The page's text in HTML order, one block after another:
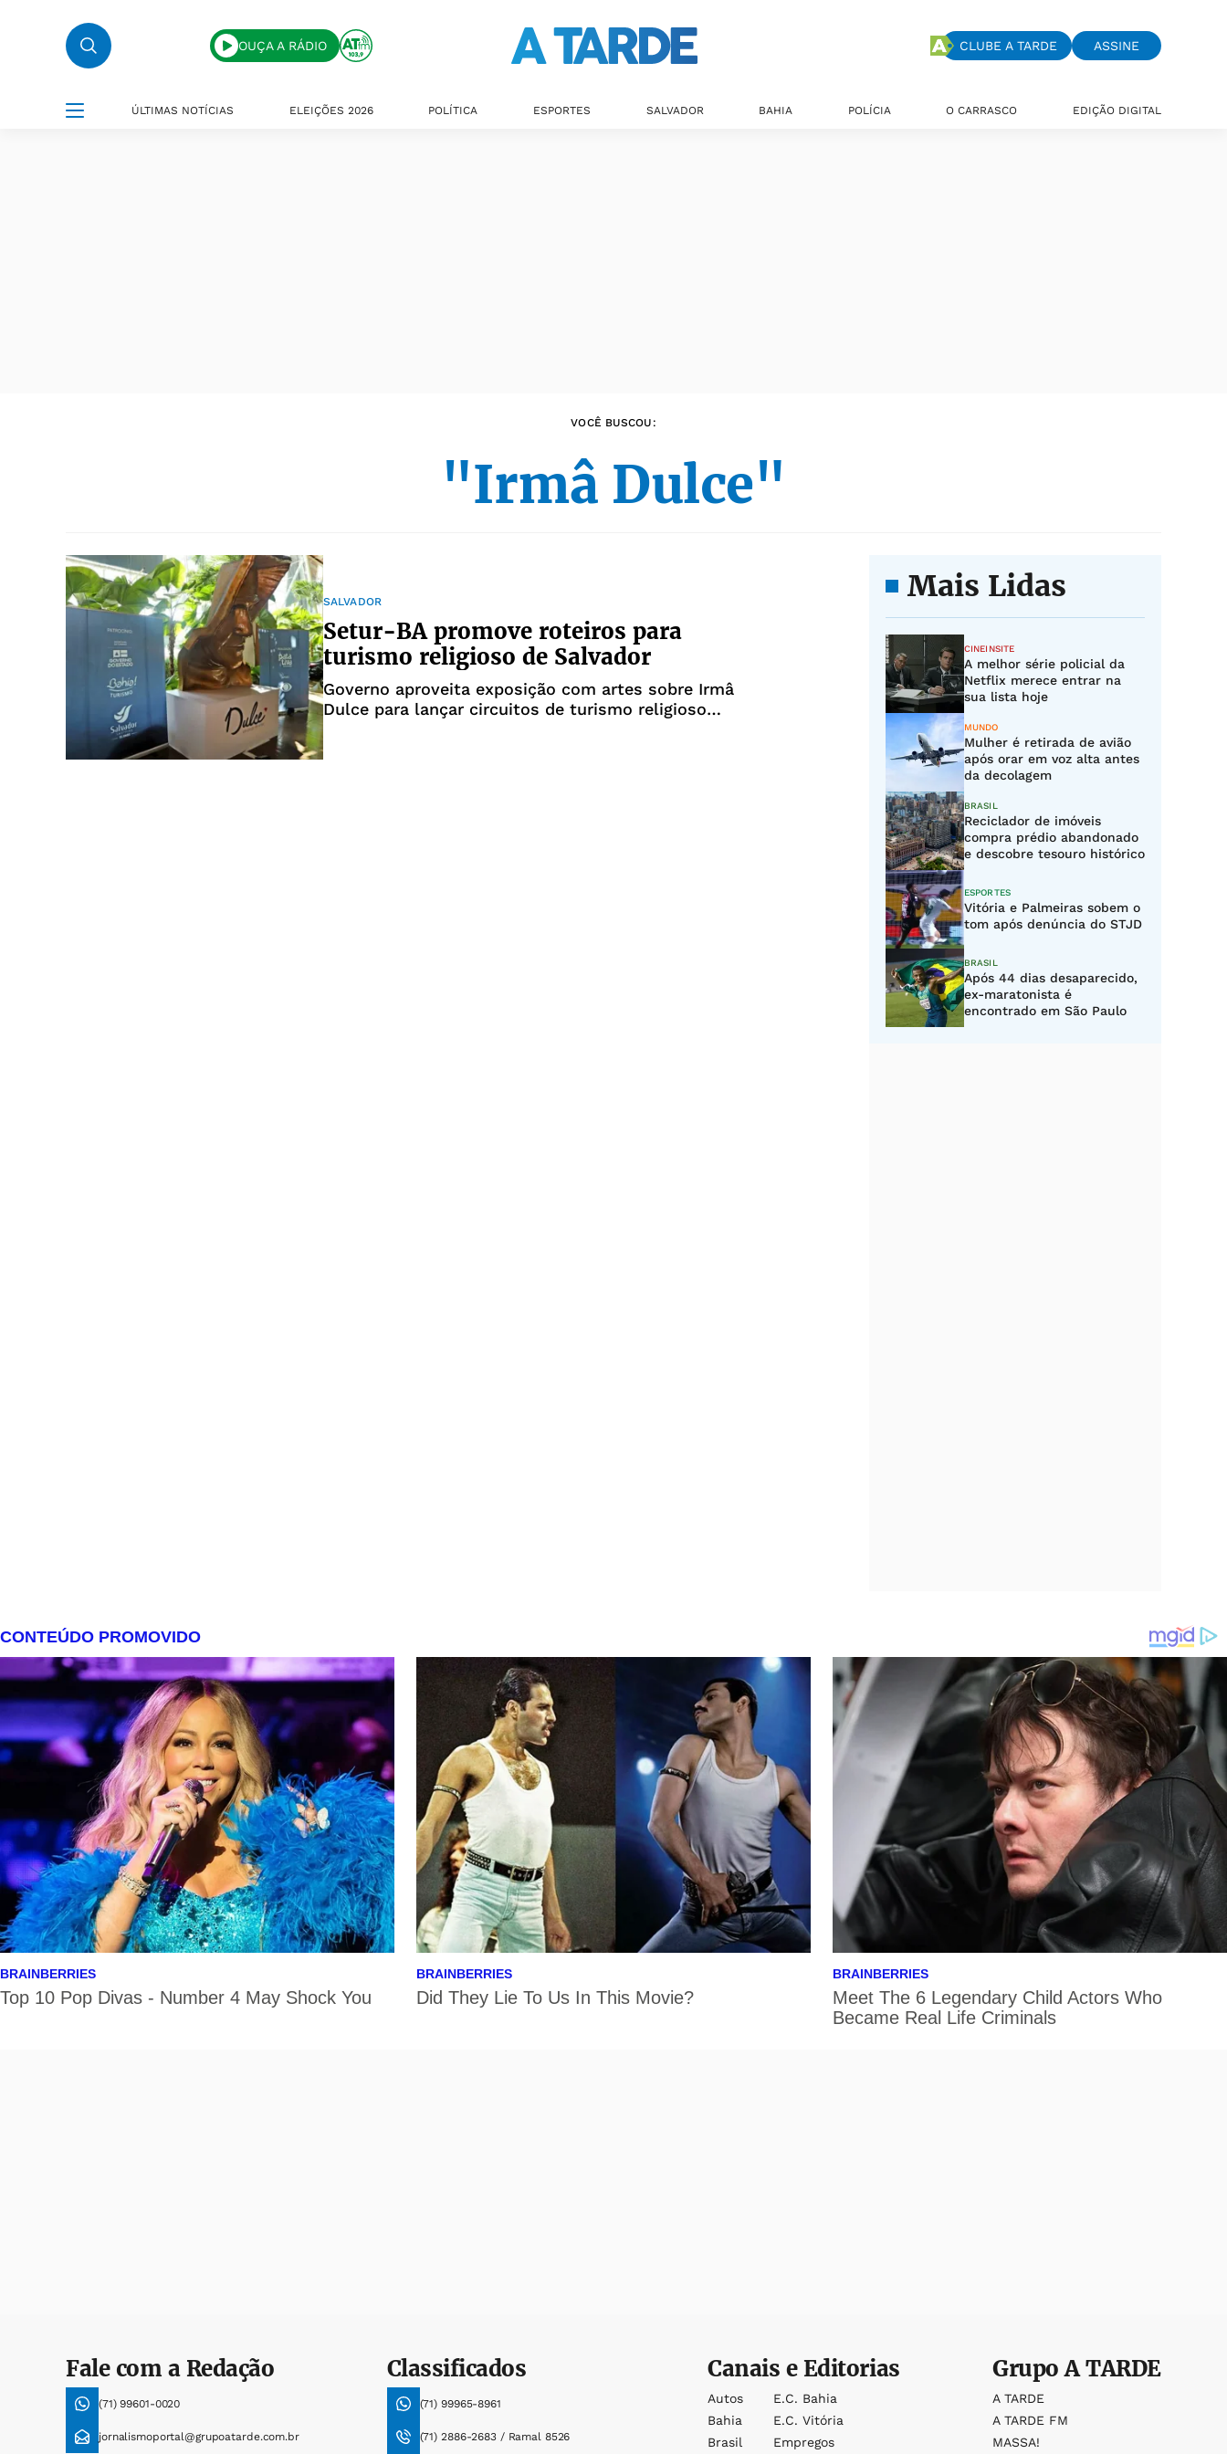
OUÇA A RÁDIO CLUBE A TARDE ASSINE
ÚLTIMAS NOTÍCIAS ELEIÇÕES 2026 POLÍTICA ESPORTES SALVADOR BAHIA POLÍCIA O CARRASCO EDIÇÃO DIGITAL
VOCÊ BUSCOU:
"Irmâ Dulce"
SALVADOR
Setur-BA promove roteiros para
turismo religioso de Salvador
Governo aproveita exposição com artes sobre Irmâ
Dulce para lançar circuitos de turismo religioso
Mais Lidas
CINEINSITE
A melhor série policial da
Netflix merece entrar na
sua lista hoje
MUNDO
Mulher é retirada de avião
após orar em voz alta antes
da decolagem
BRASIL
Reciclador de imóveis
compra prédio abandonado
e descobre tesouro histórico
ESPORTES
Vitória e Palmeiras sobem o
tom após denúncia do STJD
BRASIL
Após 44 dias desaparecido,
ex-maratonista é
encontrado em São Paulo
Fale com a Redação
(71) 99601-0020
jornalismoportal@grupoatarde.com.br
Classificados
(71) 99965-8961
(71) 2886-2683 / Ramal 8526
Canais e Editorias
Autos
Bahia
Brasil
E.c. Bahia
E.c. Vitória
Empregos
GrupoA TARDE
A TARDE
A TARDE FM
MASSA!